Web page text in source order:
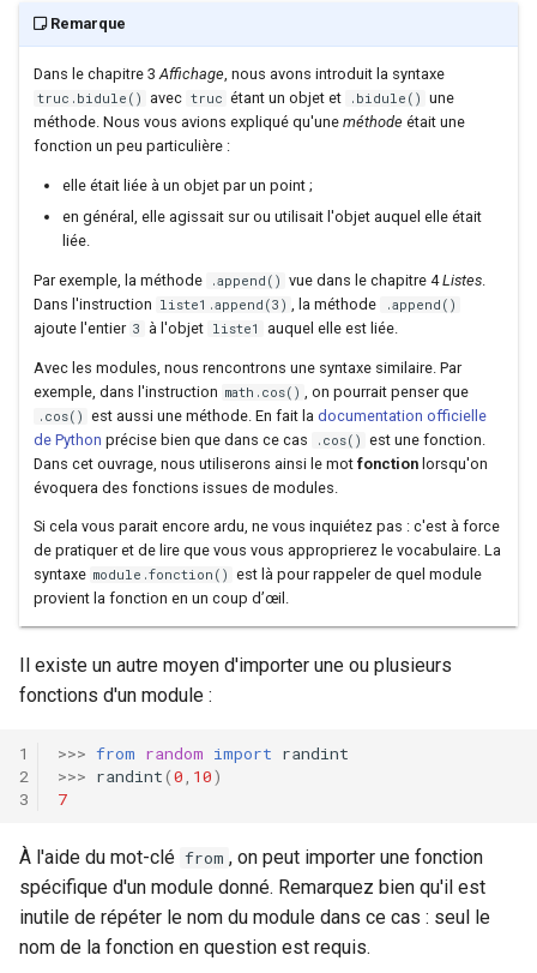
Remarque
Dans le chapitre 3 Affichage , nous avons introduit la syntaxe
truc.bidule() avec truc étant un objet et .bidule() une
méthode. Nous vous avions expliqué qu'une méthode était une
fonction un peu particulière :
elle était liée à un objet par un point ;
en général, elle agissait sur ou utilisait l'objet auquel elle était
liée.
Par exemple, la méthode .append() vue dans le chapitre 4Listes
Dans l'instruction liste1.append(3) , la méthode .append()
ajoute l'entier 3 à l'objet liste1 auquel elle est liée.
Avec les modules, nous rencontrons une syntaxe similaire. Par
exemple, dans l'instruction math.cos() , on pourrait penser que
.cos() est aussi une méthode. En fait ladocumentation officielle
de Python précise bien que dans ce cas .cos() est une fonction.
Dans cet ouvrage, nous utiliserons ainsi le mot fonction lorsqu'on
évoquera des fonctions issues de modules.
Si cela vous parait encore ardu, ne vous inquiétez pas : c'est à force
de pratiquer et de lire que vous vous approprierez le vocabulaire. La
syntaxe module.fonction() est là pour rappeler de quel module
provient la fonction en un coup d’œil.
Il existe un autre moyen d'importer une ou plusieurs
fonctions d'un module :
>>> from random import randint
>>> randint(0, 10)
7
À l'aide du mot-clé from , on peut importer une fonction
spécifique d'un module donné. Remarquez bien qu'il est
inutile de répéter le nom du module dans ce cas : seul le
nom de la fonction en question est requis.